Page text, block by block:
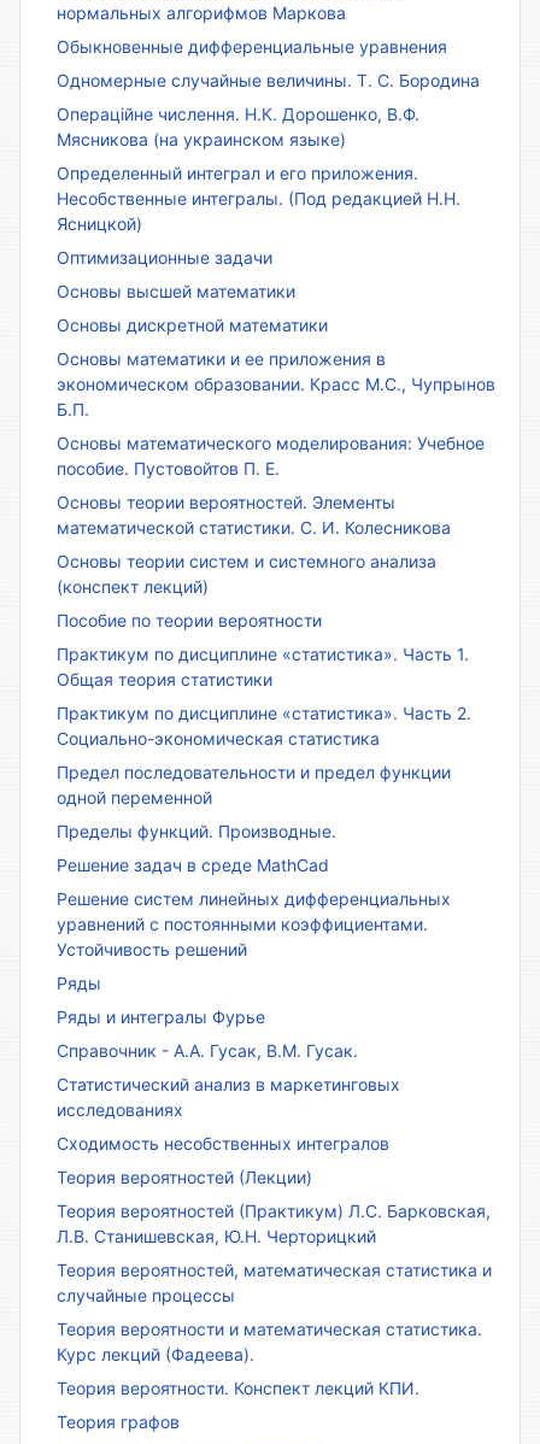
нормальных алгорифмов Маркова
Обыкновенные дифференциальные уравнения
Одномерные случайные величины. Т. С. Бородина
Операційне числення. Н.К. Дорошенко, В.Ф.
Мясникова (на украинском языке)
Определенный интеграл и его приложения.
Несобственные интегралы. (Под редакцией Н.Н.
Ясницкой)
Оптимизационные задачи
Основы высшей математики
Основы дискретной математики
Основы математики и ее приложения в
экономическом образовании. Красс М.С., Чупрынов
Б.П.
Основы математического моделирования: Учебное
пособие. Пустовойтов П. Е.
Основы теории вероятностей. Элементы
математической статистики. С. И. Колесникова
Основы теории систем и системного анализа
(конспект лекций)
Пособие по теории вероятности
Практикум по дисциплине «статистика». Часть 1.
Общая теория статистики
Практикум по дисциплине «статистика». Часть 2.
Социально-экономическая статистика
Предел последовательности и предел функции
одной переменной
Пределы функций. Производные.
Решение задач в среде MathCad
Решение систем линейных дифференциальных
уравнений с постоянными коэффициентами.
Устойчивость решений
Ряды
Ряды и интегралы Фурье
Справочник - А.А. Гусак, В.М. Гусак.
Статистический анализ в маркетинговых
исследованиях
Сходимость несобственных интегралов
Теория вероятностей (Лекции)
Теория вероятностей (Практикум) Л.С. Барковская,
Л.В. Станишевская, Ю.Н. Черторицкий
Теория вероятностей, математическая статистика и
случайные процессы
Теория вероятности и математическая статистика.
Курс лекций (Фадеева).
Теория вероятности. Конспект лекций КПИ.
Теория графов